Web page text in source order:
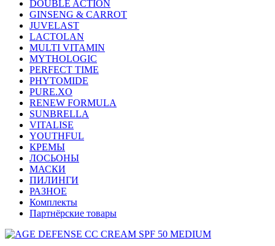
DOUBLE ACTION
GINSENG & CARROT
JUVELAST
LACTOLAN
MULTI VITAMIN
MYTHOLOGIC
PERFECT TIME
PHYTOMIDE
PURE.XO
RENEW FORMULA
SUNBRELLA
VITALISE
YOUTHFUL
КРЕМЫ
ЛОСЬОНЫ
МАСКИ
ПИЛИНГИ
РАЗНОЕ
Комплекты
Партнёрские товары